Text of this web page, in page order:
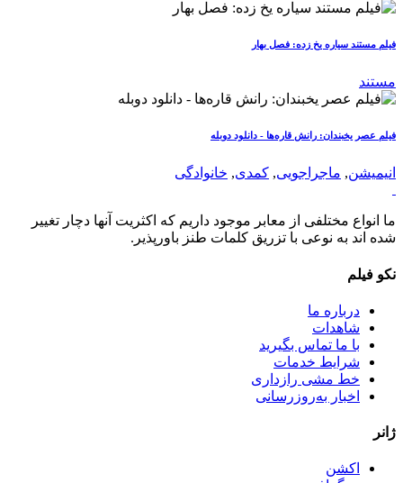
فیلم مستند سیاره یخ زده: فصل بهار
مستند
فیلم عصر یخبندان: رانش قاره‌ها - دانلود دوبله
انیمیشن, ماجراجویی, کمدی, خانوادگی
ما انواع مختلفی از معابر موجود داریم که اکثریت آنها دچار تغییر
شده اند به نوعی با تزریق کلمات طنز باورپذیر.
نکو فیلم
درباره ما
شاهدات
با ما تماس بگیرید
شرایط خدمات
خط مشی رازداری
اخبار به‌روزرسانی
ژانر
اکشن